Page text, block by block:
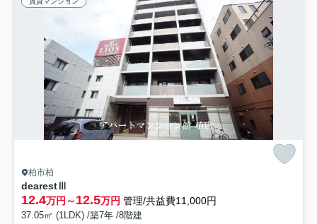
柏市柏
dearestⅢ
12.4万円～12.5万円 管理/共益費11,000円
37.05㎡ (1LDK) /築7年 /8階建